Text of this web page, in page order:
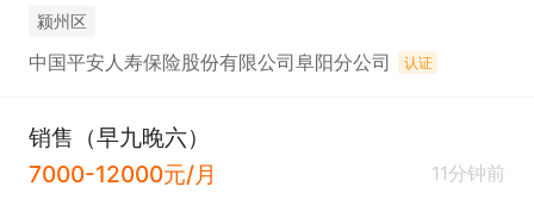
颍州区
中国平安人寿保险股份有限公司阜阳分公司 认证
销售（早九晚六）
7000-12000元/月
11分钟前